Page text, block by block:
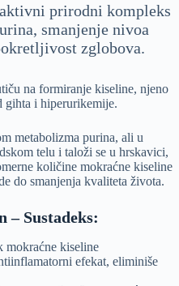
prirodni kompleks
smanjenje nivoa
zglobova.
na formiranje kiseline, njeno
gihta i hiperurikemije.
metabolizma purina, ali u
telu i taloži se u hrskavici,
količine mokraćne kiseline
do smanjenja kvaliteta života.
– Sustadeks:
mokraćne kiseline
efekat, eliminiše